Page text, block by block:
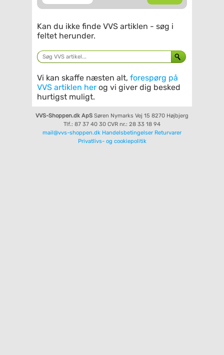
Kan du ikke finde VVS artiklen - søg i
feltet herunder.
Vi kan skaffe næsten alt, forespørg på
VVS artiklen her og vi giver dig besked
hurtigst muligt.
VVS-Shoppen.dk ApS Søren Nymarks Vej 15 8270 Højbjerg
Tlf.: 87 37 40 30 CVR nr.: 28 33 18 94
mail@vvs-shoppen.dk Handelsbetingelser Returvarer
Privatlivs- og cookiepolitik